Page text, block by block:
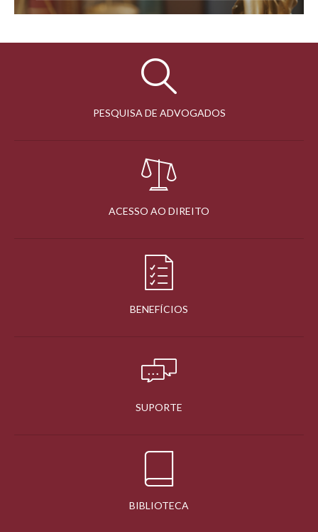
PESQUISA DE ADVOGADOS
ACESSO AO DIREITO
BENEFÍCIOS
SUPORTE
BIBLIOTECA